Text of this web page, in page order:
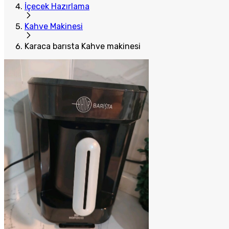
İçecek Hazırlama
Kahve Makinesi
Karaca barısta Kahve makinesi